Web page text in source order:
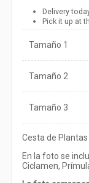
Delivery
Pick it up at
Tamaño 1
Tamaño 2
Tamaño 3
Cesta de
En la foto se
Ciclamen,